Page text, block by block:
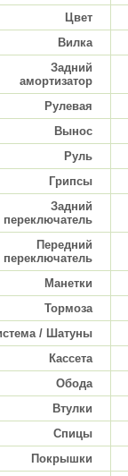
Цвет
Вилка
Задний
амортизатор
Рулевая
Вынос
Руль
Грипсы
Задний
переключатель
Передний
переключатель
Манетки
Тормоза
/ Шатуны
Кассета
Обода
Втулки
Спицы
Покрышки